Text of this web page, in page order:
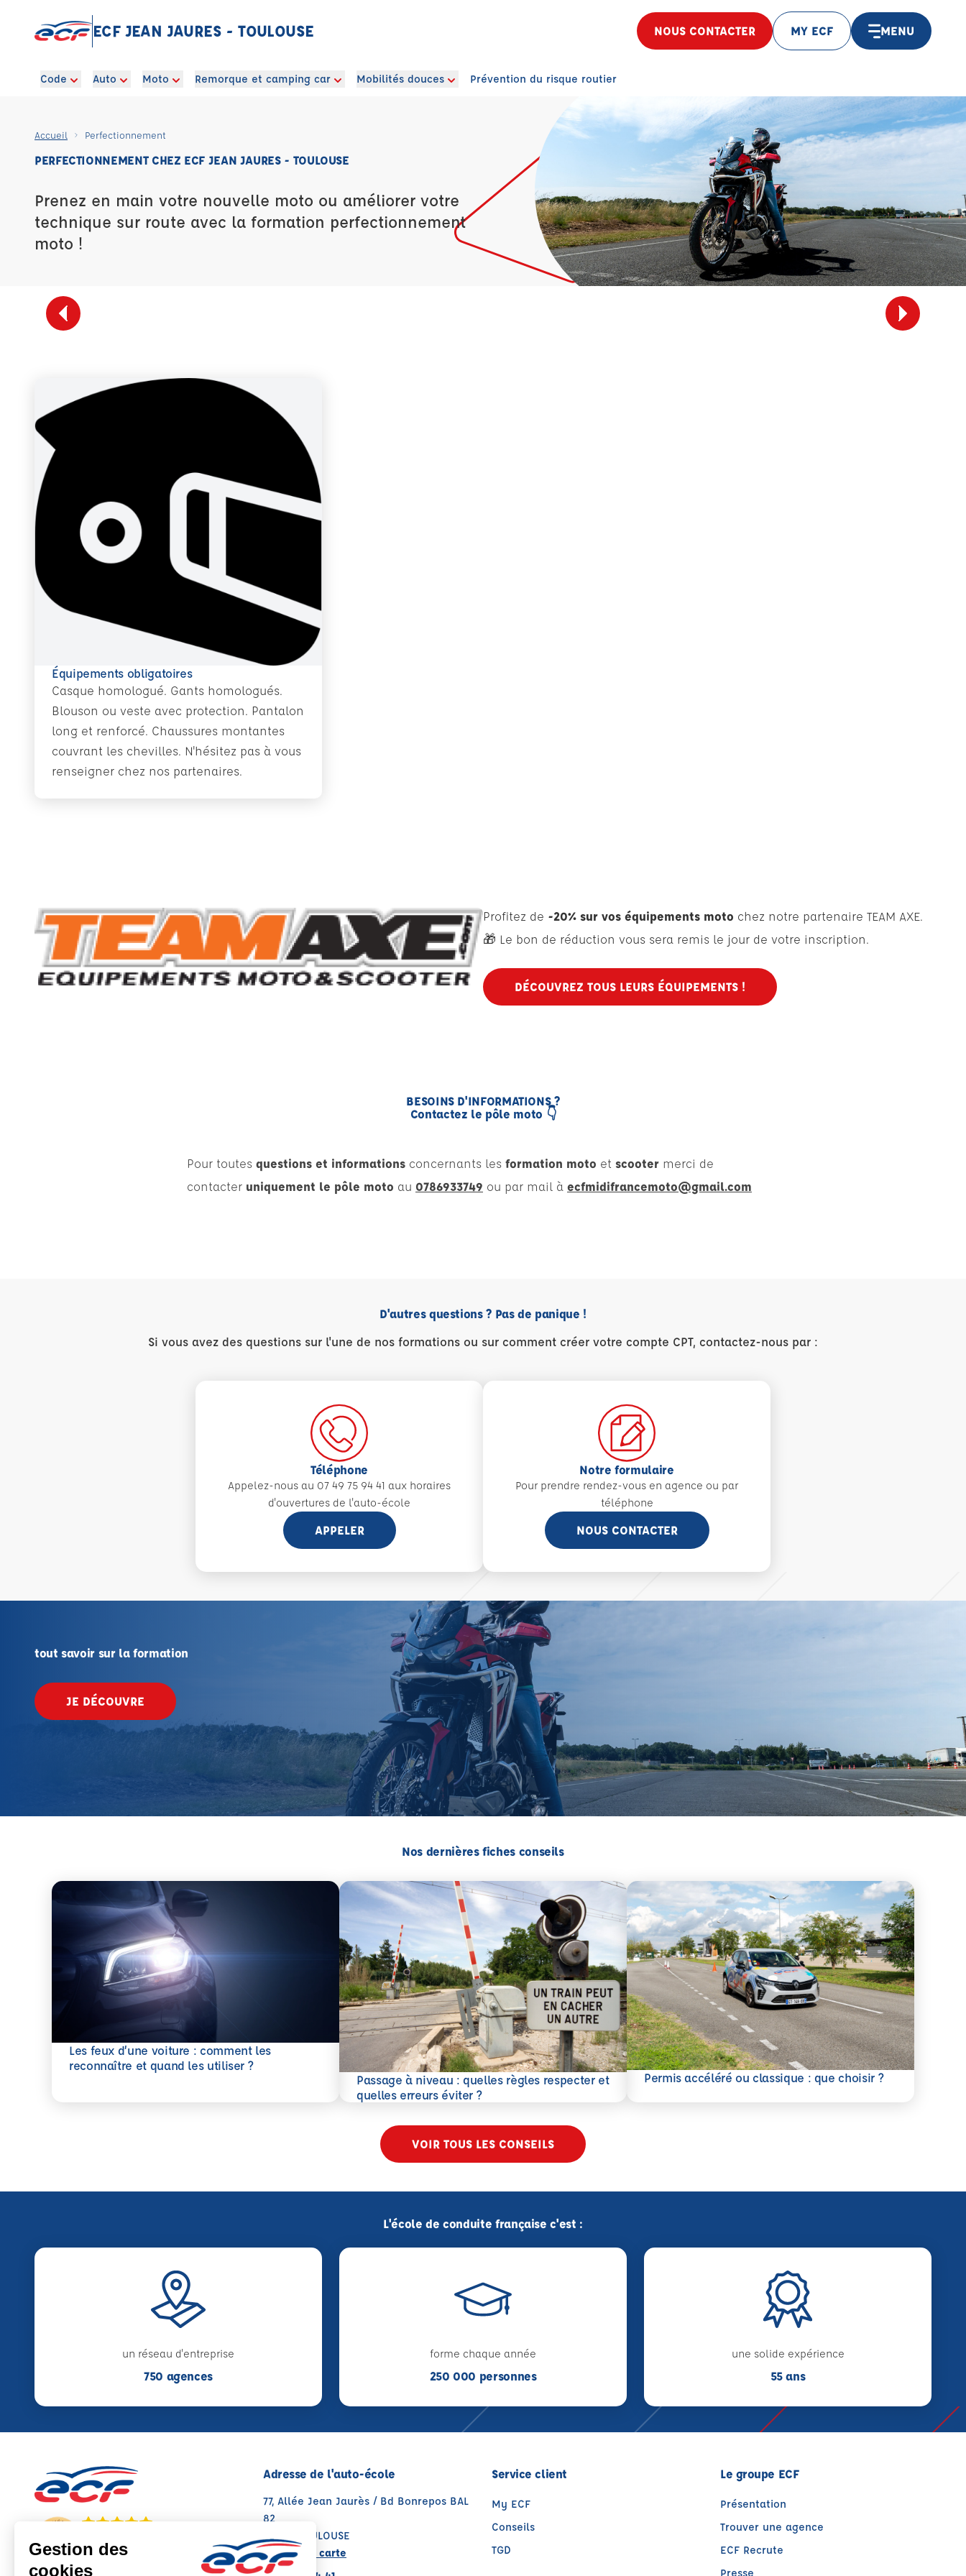
ECF JEAN JAURES - TOULOUSE NOUS CONTACTER MY ECF MENU
Code Auto Moto Remorque et camping car Mobilités douces Prévention du risque routier
Accueil Perfectionnement
PERFECTIONNEMENT CHEZ ECF JEAN JAURES - TOULOUSE
Prenez en main votre nouvelle moto ou améliorer votre
technique sur route avec la formation perfectionnement
moto !
Équipements obligatoires
Casque homologué. Gants homologués.
Blouson ou veste avec protection. Pantalon
long et renforcé. Chaussures montantes
couvrant les chevilles. N'hésitez pas à vous
renseigner chez nos partenaires.
Profitez de -20% sur vos équipements moto chez notre partenaire TEAM AXE.
🎁 Le bon de réduction vous sera remis le jour de votre inscription.
DÉCOUVREZ TOUS LEURS ÉQUIPEMENTS !
BESOINS D'INFORMATIONS ?
Contactez le pôle moto 👇
Pour toutes questions et informations concernants les formation moto et scooter merci de
contacter uniquement le pôle moto au 0786933749 ou par mail à ecfmidifrancemoto@gmail.com
D'autres questions ? Pas de panique !
Si vous avez des questions sur l'une de nos formations ou sur comment créer votre compte CPT, contactez-nous par :
Téléphone
Appelez-nous au 07 49 75 94 41 aux horaires
d'ouvertures de l'auto-école
APPELER
Notre formulaire
Pour prendre rendez-vous en agence ou par
téléphone
NOUS CONTACTER
tout savoir sur la formation
JE DÉCOUVRE
Nos dernières fiches conseils
Les feux d’une voiture : comment les
reconnaître et quand les utiliser ?
En savoir plus
Passage à niveau : quelles règles respecter et
quelles erreurs éviter ?
En savoir plus
Permis accéléré ou classique : que choisir ?
En savoir plus
VOIR TOUS LES CONSEILS
L'école de conduite française c'est :
un réseau d'entreprise
750 agences
forme chaque année
250 000 personnes
une solide expérience
55 ans
Moyenne calculée sur 152 avis
Adresse de l'auto-école
77, Allée Jean Jaurès / Bd Bonrepos BAL
82
31000 TOULOUSE
Voir sur la carte
Service client
My ECF
Conseils
TGD
Le groupe ECF
Présentation
Trouver une agence
ECF Recrute
Presse